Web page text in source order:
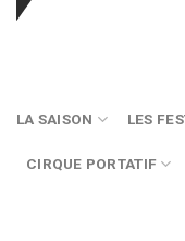
LA SAISON LES
CIRQUE PORTATIF